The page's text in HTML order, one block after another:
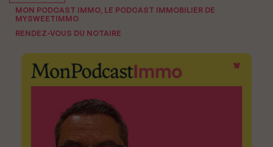
MON PODCAST IMMO, LE PODCAST IMMOBILIER DE
MYSWEETIMMO
RENDEZ-VOUS DU NOTAIRE